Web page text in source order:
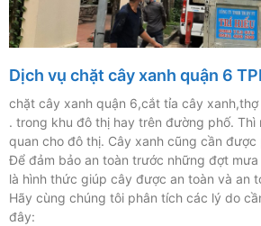
Dịch vụ chặt cây xanh quận 6
chặt cây xanh quận 6,cắt tỉa cây
. trong khu đô thị hay trên đường phố. Thì
quan cho đô thị. Cây xanh cũng cần
Để đảm bảo an toàn trước những đợt
là hình thức giúp cây được an toàn và an
Hãy cùng chúng tôi phân tích các lý do
đây: